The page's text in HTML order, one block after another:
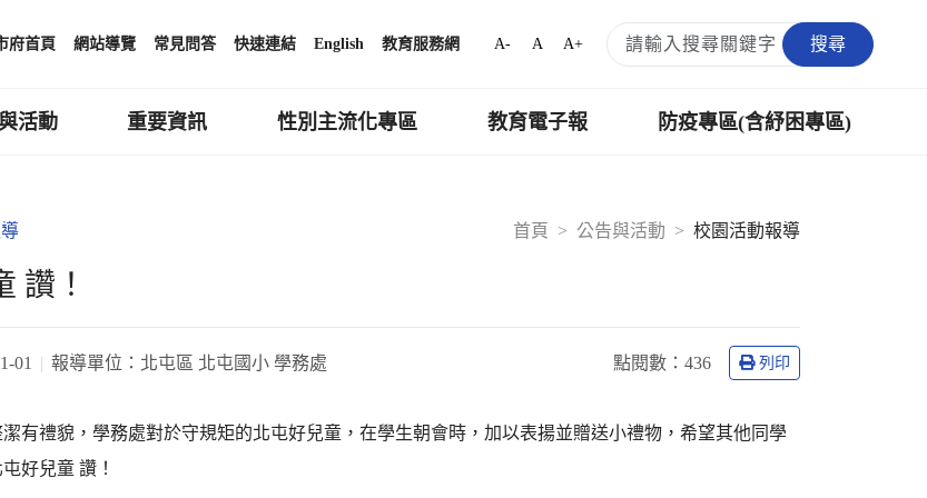
府首頁 網站導覽 常見問答 快速連結 English 教育服務網 A- A A+ 搜尋
活動 重要資訊 性別主流化專區 教育電子報 防疫專區(含紓困專區)
首頁
公告與活動 校園活動報導
讚！
01 報導單位： 北屯區 北屯國小 學務處 點閱數： 436 列印
有禮貌，學務處對於守規矩的北屯好兒童，在學生朝會時，加以表揚並贈送小禮物，希望其他同學
好兒童 讚！